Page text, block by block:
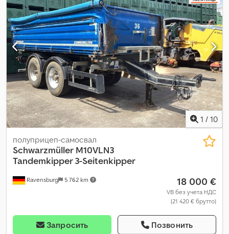
1 / 10
Ravensburg 5 762 km
полуприцеп-самосвал
Schwarzmüller M10VLN3
Tandemkipper 3-Seitenkipper
18 000 €
VB без учета НДС
(21 420 € брутто)
Запросить Позвонить